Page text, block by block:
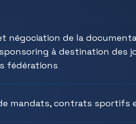
négociation de la
à destination des
fédérations
mandats, contrats sportifs